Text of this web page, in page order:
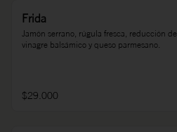
Frida
Jamón serrano, rúgula fresca, reducción de
vinagre balsámico y queso parmesano.
$29.000